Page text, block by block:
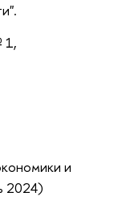
1,
и
2024)